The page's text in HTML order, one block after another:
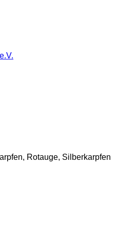
Rotauge, Silberkarpfen